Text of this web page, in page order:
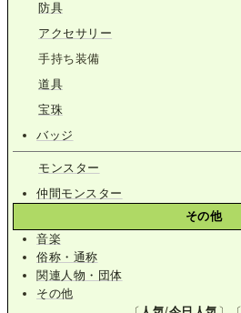
防具
アクセサリー
手持ち装備
道具
宝珠
バッジ
モンスター
仲間モンスター
その他
音楽
俗称・通称
関連人物・団体
その他